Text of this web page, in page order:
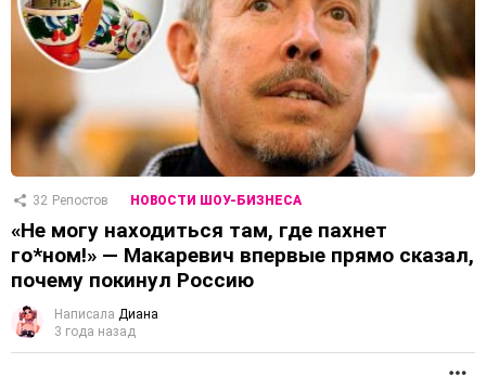
32 Репостов НОВОСТИ ШОУ-БИЗНЕСА
«Не могу находиться там, где пахнет
го*ном!» — Макаревич впервые прямо сказал,
почему покинул Россию
Написала Диана
3 года назад